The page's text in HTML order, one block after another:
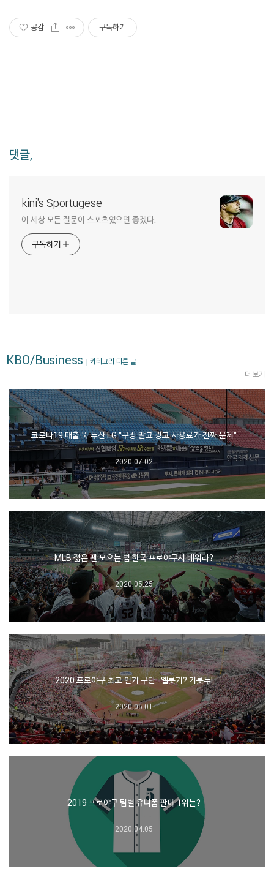
공감 구독하기
댓글,
kini's Sportugese
이 세상 모든 질문이 스포츠였으면 좋겠다.
구독하기
KBO/Business | 카테고리 다른 글
더 보기
코로나19 매출 뚝 두산 LG "구장 말고 광고 사용료가 진짜 문제"
2020.07.02
MLB 젊은 팬 모으는 법 한국 프로야구서 배워라?
2020.05.25
2020 프로야구 최고 인기 구단…엘롯기? 기롯두!
2020.05.01
2019 프로야구 팀별 유니폼 판매 1위는?
2020.04.05